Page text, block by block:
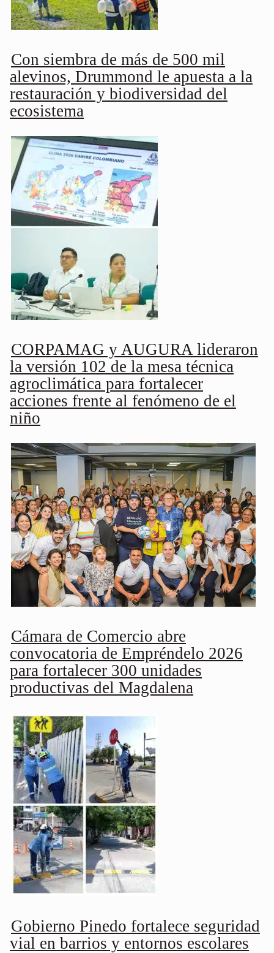
Con siembra de más de 500 mil
alevinos, Drummond le apuesta a la
restauración y biodiversidad del
ecosistema
CORPAMAG y AUGURA lideraron
la versión 102 de la mesa técnica
agroclimática para fortalecer
acciones frente al fenómeno de el
niño
Cámara de Comercio abre
convocatoria de Empréndelo 2026
para fortalecer 300 unidades
productivas del Magdalena
Gobierno Pinedo fortalece seguridad
vial en barrios y entornos escolares